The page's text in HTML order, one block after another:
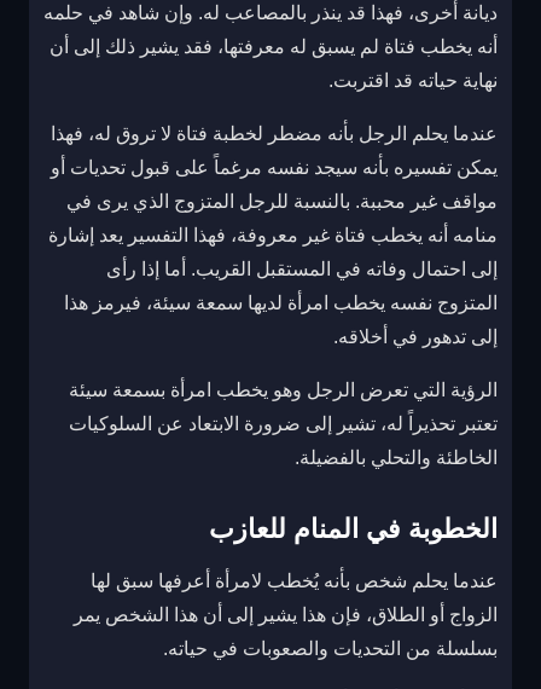
ديانة أخرى، فهذا قد ينذر بالمصاعب له. وإن شاهد في حلمه
أنه يخطب فتاة لم يسبق له معرفتها، فقد يشير ذلك إلى أن
نهاية حياته قد اقتربت.
عندما يحلم الرجل بأنه مضطر لخطبة فتاة لا تروق له، فهذا
يمكن تفسيره بأنه سيجد نفسه مرغماً على قبول تحديات أو
مواقف غير محببة. بالنسبة للرجل المتزوج الذي يرى في
منامه أنه يخطب فتاة غير معروفة، فهذا التفسير يعد إشارة
إلى احتمال وفاته في المستقبل القريب. أما إذا رأى
المتزوج نفسه يخطب امرأة لديها سمعة سيئة، فيرمز هذا
إلى تدهور في أخلاقه.
الرؤية التي تعرض الرجل وهو يخطب امرأة بسمعة سيئة
تعتبر تحذيراً له، تشير إلى ضرورة الابتعاد عن السلوكيات
الخاطئة والتحلي بالفضيلة.
الخطوبة في المنام للعازب
عندما يحلم شخص بأنه يُخطب لامرأة أعرفها سبق لها
الزواج أو الطلاق، فإن هذا يشير إلى أن هذا الشخص يمر
بسلسلة من التحديات والصعوبات في حياته.